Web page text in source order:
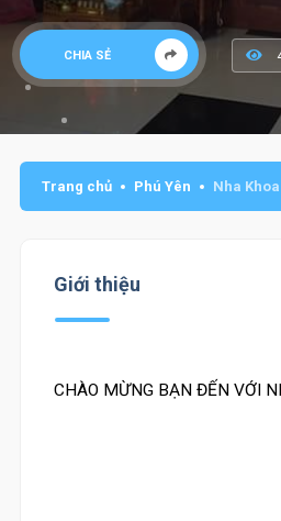
CHIA SẺ
Trang chủ Phú Yên Nha
Giới thiệu
CHÀO MỪNG BẠN ĐẾN VỚI